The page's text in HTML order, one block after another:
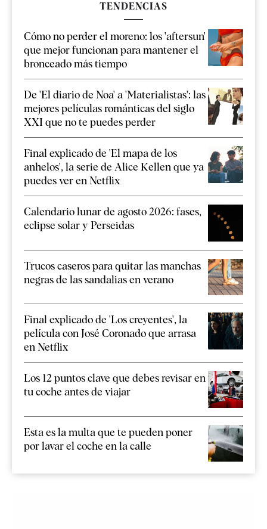
TENDENCIAS
Cómo no perder el moreno: los 'aftersun'
que mejor funcionan para mantener el
bronceado más tiempo
De 'El diario de Noa' a 'Materialistas': las
mejores películas románticas del siglo
XXI que no te puedes perder
Final explicado de 'El mapa de los
anhelos', la serie de Alice Kellen que ya
puedes ver en Netflix
Calendario lunar de agosto 2026: fases,
eclipse solar y Perseidas
Trucos caseros para quitar las manchas
negras de las sandalias en verano
Final explicado de 'Los creyentes', la
película con José Coronado que arrasa
en Netflix
Los 12 puntos clave que debes revisar en
tu coche antes de viajar
Esta es la multa que te pueden poner
por lavar el coche en la calle